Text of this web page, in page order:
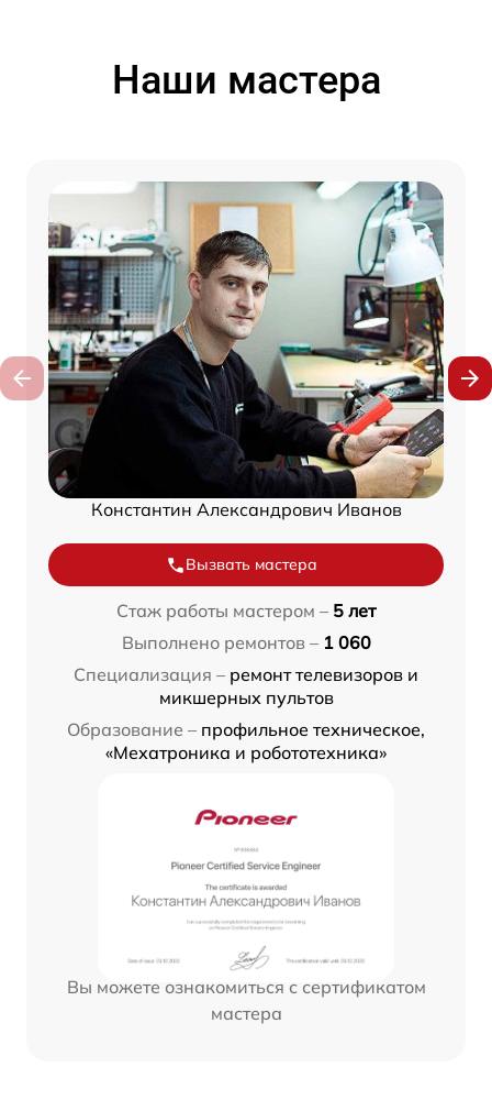
Наши мастера
Константин Александрович Иванов
Вызвать мастера
Стаж работы мастером – 5 лет
Выполнено ремонтов – 1 060
Специализация – ремонт телевизоров и
микшерных пультов
Образование – профильное техническое,
«Мехатроника и робототехника»
Вы можете ознакомиться с сертификатом
мастера